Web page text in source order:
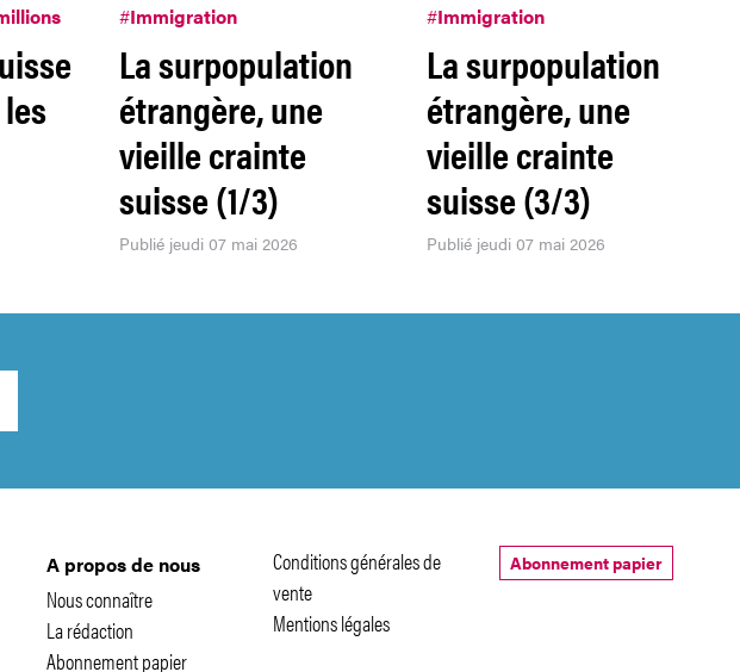
#Immigration
La surpopulation
étrangère, une
vieille crainte
suisse (1/3)
Publié jeudi 07 mai 2026
#Immigration
La surpopulation
étrangère, une
vieille crainte
suisse (3/3)
Publié jeudi 07 mai 2026
A propos de nous
Nous connaître
La rédaction
Abonnement papier
Conditions générales de
vente
Mentions légales
Abonnement papier